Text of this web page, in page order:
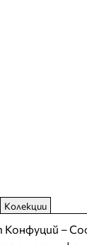
Колекции
–